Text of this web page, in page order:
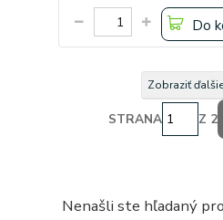
Do
Zobraziť
STRANA Z 2
Nenašli ste hľadaný